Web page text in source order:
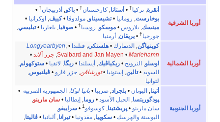
أوربا الشرقية
أنقرة,تركيا†
• أستانا,كازخستان†
•باكو, أذربيجان†
•
بوخارست, رومانيا •تشيسيناو,مولدوڤا •كييڤ, اوكرانيا •
مينسك,بلاروس •موسكو, روسيا†
•صوفيا,بلغاريا •تبليسي,
جورجيا†
•يريڤان, أرمنيا
أوربا الشمالية
كوپنهاگن, الدنمارك •هلسنكي, فنلندا •
Longyearbyen,
Svalbard and Jan Mayen • Mariehamn
,جزر آلاند •
اوسلو, النرويج •ريكياڤيك, أيسلندا •ريگا, لاتفيا •ستوكهولم,
السويد •تالين, إستونيا •تورشاڤن,جزر فارو •ڤيلنيوس,
لثوانيا
أوربا الجنوبية
أثينا, اليونان •بلجراد,صربيا •بانيا لوكا, الجمهورية الصربية •
پودگوريتسا, الجبل الأسود •روما, إيطاليا •سان مارينو,
سان مارينو •پريشتينا,كوسوفو 1
•سراييفو,
البوسنة والهرسك •سكوپيا,مقدونيا •تيرانا, ألبانيا •ڤاليتا,